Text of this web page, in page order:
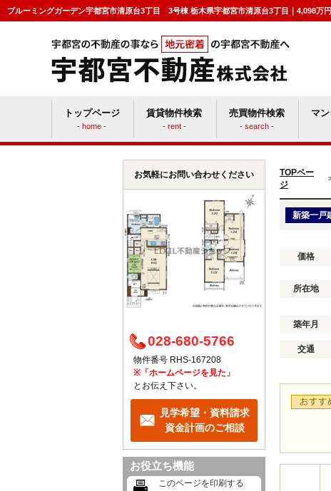
トップページ
- home -
賃貸物件検索
- rent -
売買物件検索
- search -
マ
賃貸vs持ち家
TOPペー
ジ
新築一戸
価格
所在地
築年月
交通
お気軽にお問い合わせください
028-680-5766
物件番号 RHS-167208
※「ホームページを見た」
とお伝え下さい。
見学希望・資料請求
資金計画のご相談
お役立ち機能
このページを印刷する